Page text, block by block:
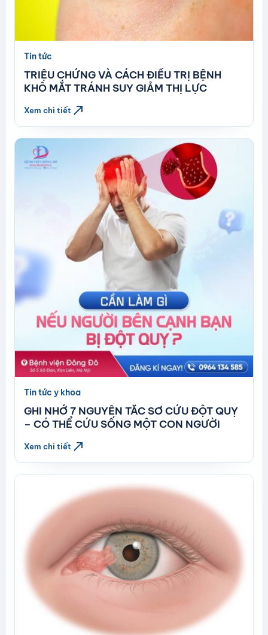
Tin tức
TRIỆU CHỨNG VÀ CÁCH ĐIỀU TRỊ BỆNH
KHÔ MẮT TRÁNH SUY GIẢM THỊ LỰC
Xem chi tiết north_east
Tin tức y khoa
GHI NHỚ 7 NGUYÊN TẮC SƠ CỨU ĐỘT QUỴ
– CÓ THỂ CỨU SỐNG MỘT CON NGƯỜI
Xem chi tiết north_east